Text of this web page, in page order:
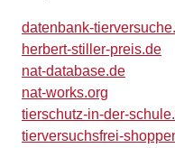
datenbank-
herbert-stiller-preis.de
nat-database.de
nat-works.org
tierschutz-in-der-
tierversuchsfrei-